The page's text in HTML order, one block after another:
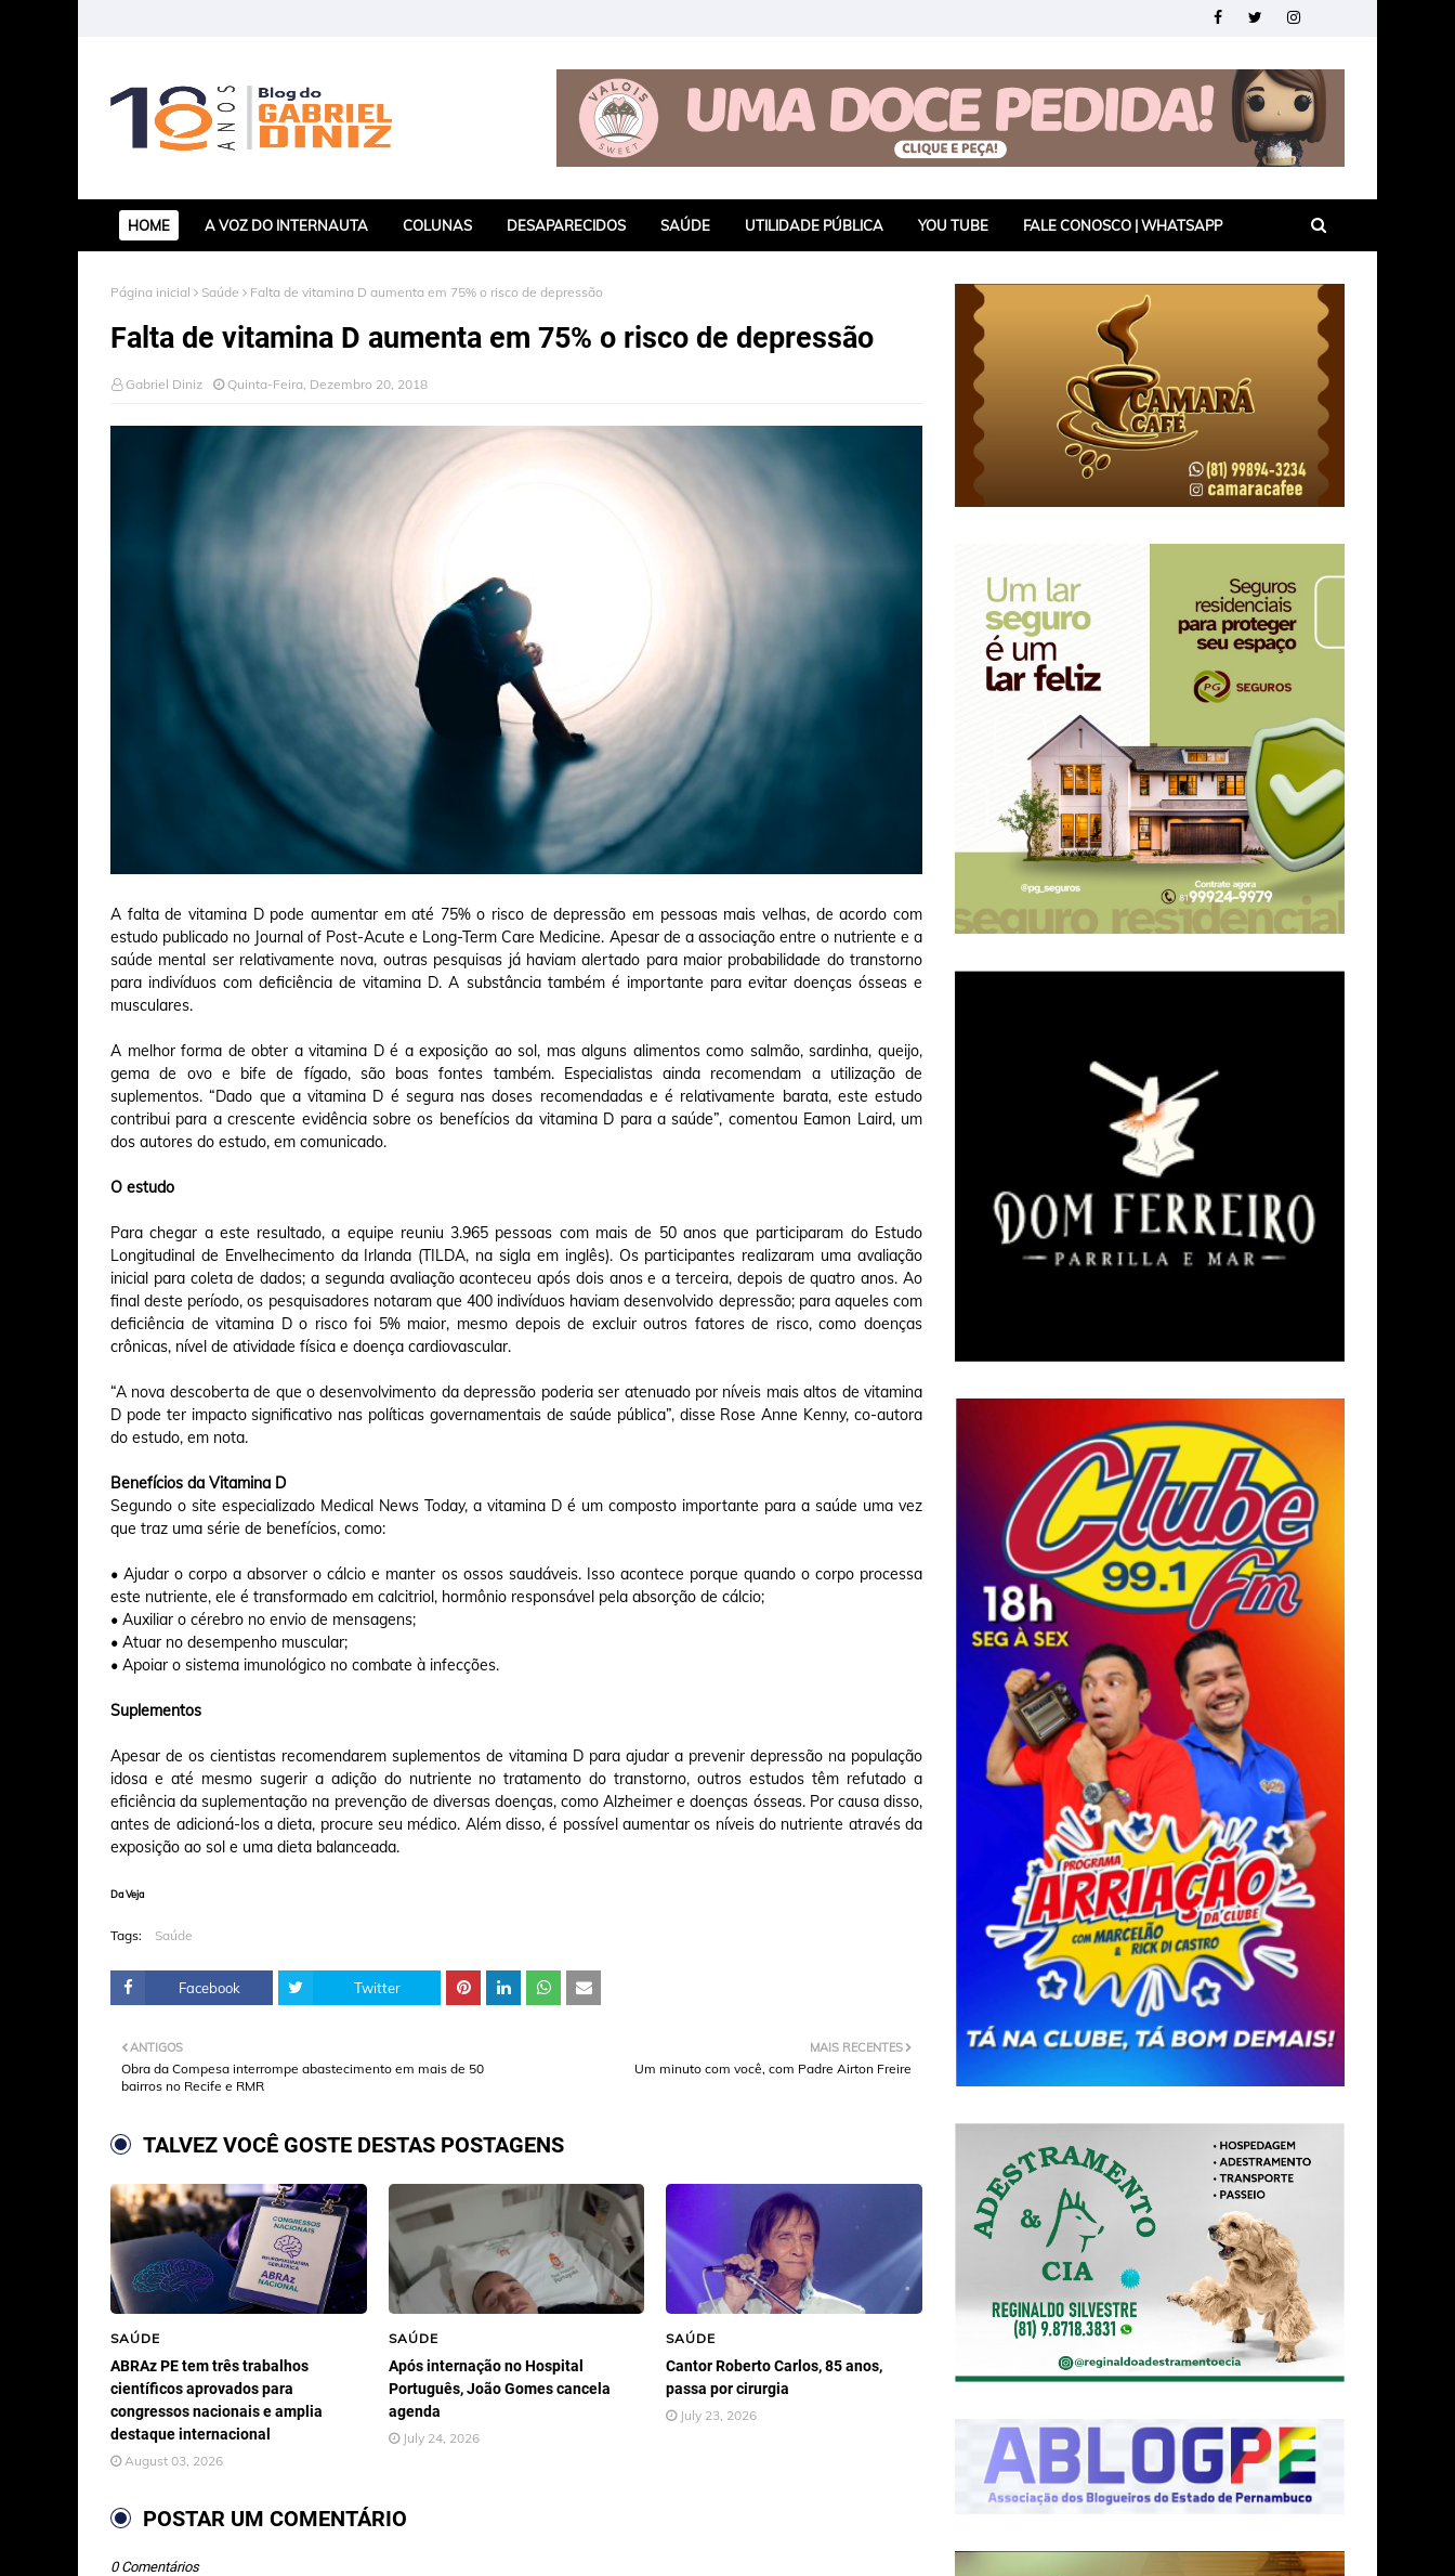
HOME A VOZ DO INTERNAUTA COLUNAS DESAPARECIDOS SAÚDE UTILIDADE PÚBLICA YOU TUBE FALE CONOSCO | WHATSAPP
Página inicial Saúde Falta de vitamina D aumenta em 75% o risco de depressão
Falta de vitamina D aumenta em 75% o risco de depressão
Gabriel Diniz Quinta-Feira, Dezembro 20, 2018
A falta de vitamina D pode aumentar em até 75% o risco de depressão em pessoas mais velhas, de acordo com
estudo publicado no Journal of Post-Acute e Long-Term Care Medicine. Apesar de a associação entre o nutriente e a
saúde mental ser relativamente nova, outras pesquisas já haviam alertado para maior probabilidade do transtorno
para indivíduos com deficiência de vitamina D. A substância também é importante para evitar doenças ósseas e
musculares.
A melhor forma de obter a vitamina D é a exposição ao sol, mas alguns alimentos como salmão, sardinha, queijo,
gema de ovo e bife de fígado, são boas fontes também. Especialistas ainda recomendam a utilização de
suplementos. “Dado que a vitamina D é segura nas doses recomendadas e é relativamente barata, este estudo
contribui para a crescente evidência sobre os benefícios da vitamina D para a saúde”, comentou Eamon Laird, um
dos autores do estudo, em comunicado.
O estudo
Para chegar a este resultado, a equipe reuniu 3.965 pessoas com mais de 50 anos que participaram do Estudo
Longitudinal de Envelhecimento da Irlanda (TILDA, na sigla em inglês). Os participantes realizaram uma avaliação
inicial para coleta de dados; a segunda avaliação aconteceu após dois anos e a terceira, depois de quatro anos. Ao
final deste período, os pesquisadores notaram que 400 indivíduos haviam desenvolvido depressão; para aqueles com
deficiência de vitamina D o risco foi 5% maior, mesmo depois de excluir outros fatores de risco, como doenças
crônicas, nível de atividade física e doença cardiovascular.
“A nova descoberta de que o desenvolvimento da depressão poderia ser atenuado por níveis mais altos de vitamina
D pode ter impacto significativo nas políticas governamentais de saúde pública”, disse Rose Anne Kenny, co-autora
do estudo, em nota.
Benefícios da Vitamina D
Segundo o site especializado Medical News Today, a vitamina D é um composto importante para a saúde uma vez
que traz uma série de benefícios, como:
• Ajudar o corpo a absorver o cálcio e manter os ossos saudáveis. Isso acontece porque quando o corpo processa
este nutriente, ele é transformado em calcitriol, hormônio responsável pela absorção de cálcio;
• Auxiliar o cérebro no envio de mensagens;
• Atuar no desempenho muscular;
• Apoiar o sistema imunológico no combate à infecções.
Suplementos
Apesar de os cientistas recomendarem suplementos de vitamina D para ajudar a prevenir depressão na população
idosa e até mesmo sugerir a adição do nutriente no tratamento do transtorno, outros estudos têm refutado a
eficiência da suplementação na prevenção de diversas doenças, como Alzheimer e doenças ósseas. Por causa disso,
antes de adicioná-los a dieta, procure seu médico. Além disso, é possível aumentar os níveis do nutriente através da
exposição ao sol e uma dieta balanceada.
Da Veja
Tags: Saúde
Facebook Twitter
MAIS RECENTES
Um minuto com você, com Padre Airton Freire
ANTIGOS
Obra da Compesa interrompe abastecimento em mais de 50
bairros no Recife e RMR
TALVEZ VOCÊ GOSTE DESTAS POSTAGENS
SAÚDE
ABRAz PE tem três trabalhos
científicos aprovados para
congressos nacionais e amplia
destaque internacional
August 03, 2026
SAÚDE
Após internação no Hospital
Português, João Gomes cancela
agenda
July 24, 2026
SAÚDE
Cantor Roberto Carlos, 85 anos,
passa por cirurgia
July 23, 2026
POSTAR UM COMENTÁRIO
0 Comentários